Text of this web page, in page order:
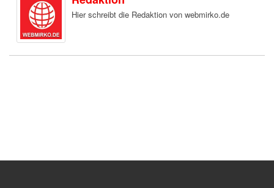
Hier schreibt die Redaktion von webmirko.de